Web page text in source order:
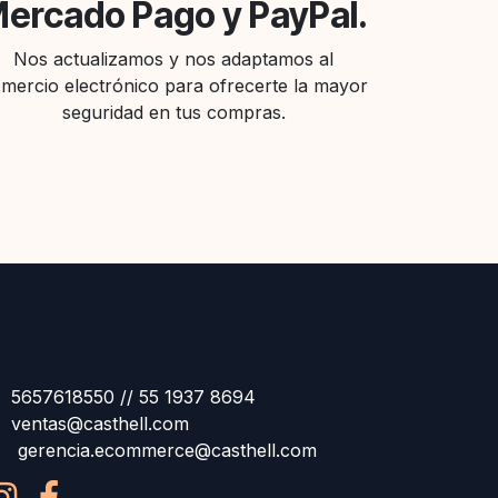
Pago y PayPal.
Nos actualizamos y nos adaptamos al
electrónico para ofrecerte la mayor
seguridad en tus compras.
5657618550 // 55 1937 8694
ventas@casthell.com
gerencia.ecommerce@casthell.com